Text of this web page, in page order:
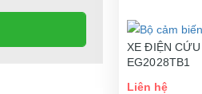
XE ĐIỆN
EG2028TB1
Liên hệ